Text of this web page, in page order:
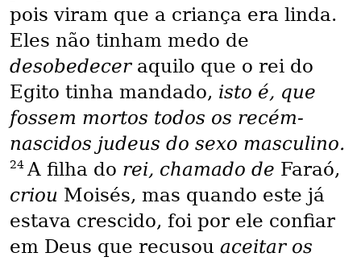
pois viram que a criança era linda.
Eles não tinham medo de
desobedecer aquilo que o rei do
Egito tinha mandado, isto é, que
fossem mortos todos os recém-
nascidos judeus do sexo masculino.
24 A filha do rei, chamado de Faraó,
criou Moisés, mas quando este já
estava crescido, foi por ele confiar
em Deus que recusou aceitar os